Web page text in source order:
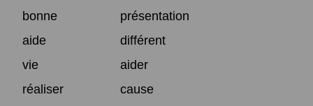
bonne
présentation
aide
différent
vie
aider
réaliser
cause